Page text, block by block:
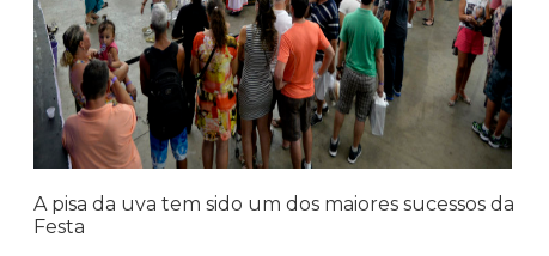
A pisa da uva tem sido um dos maiores sucessos da
Festa